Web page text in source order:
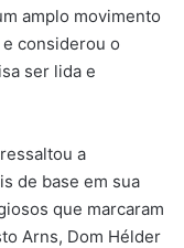
amplo movimento
considerou o
ser lida e
a
de base em sua
que marcaram
Arns, Dom Hélder